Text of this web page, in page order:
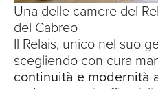
Una delle camere del
del Cabreo
Il Relais, unico nel suo
scegliendo con cura
continuità e modernità